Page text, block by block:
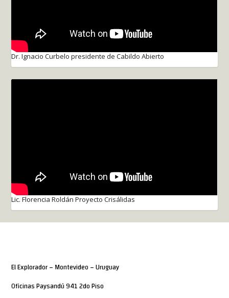
Dr. Ignacio Curbelo presidente de Cabildo Abierto
Lic. Florencia Roldán Proyecto Crisálidas
El Explorador – Montevideo – Uruguay
Oficinas Paysandú 941 2do Piso